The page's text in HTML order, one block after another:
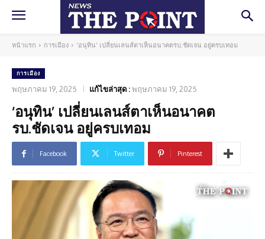
หน้าแรก การเมือง ‘อนุทิน’ เปลี่ยนเลนส์ตาเห็นอนาคตรบ.ชัดเจน อยู่ครบเทอม
การเมือง
พฤษภาคม 19, 2025 แก้ไขล่าสุด :พฤษภาคม 19, 2025
‘อนุทิน’ เปลี่ยนเลนส์ตาเห็นอนาคต
รบ.ชัดเจน อยู่ครบเทอม
Facebook Twitter Pinterest